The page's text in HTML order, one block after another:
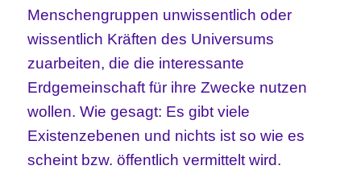
Menschengruppen unwissentlich oder
wissentlich Kräften des Universums
zuarbeiten, die die interessante
Erdgemeinschaft für ihre Zwecke nutzen
wollen. Wie gesagt: Es gibt viele
Existenzebenen und nichts ist so wie es
scheint bzw. öffentlich vermittelt wird.